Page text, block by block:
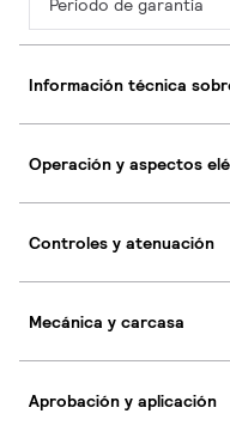
Período de garantía
Información técnica
Operación y aspectos
Controles y atenuación
Mecánica y carcasa
Aprobación y aplicación